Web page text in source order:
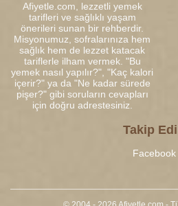
Afiyetle.com, lezzetli yemek
tarifleri ve sağlıklı yaşam
önerileri sunan bir rehberdir.
Misyonumuz, sofralarınıza hem
sağlık hem de lezzet katacak
tariflerle ilham vermek. "Bu
yemek nasıl yapılır?", "Kaç kalori
içerir?" ya da "Ne kadar sürede
pişer?" gibi soruların cevapları
için doğru adrestesiniz.
Takip
Facebook